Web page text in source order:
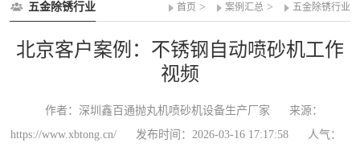
五金除锈行业 首页 > 案例汇总 > 五金除锈行业
北京客户案例：不锈钢自动喷砂机工作
视频
作者：深圳鑫百通抛丸机喷砂机设备生产厂家
来源：
https://www.xbtong.cn/
发布时间：2026-03-16 17:17:58 人气：